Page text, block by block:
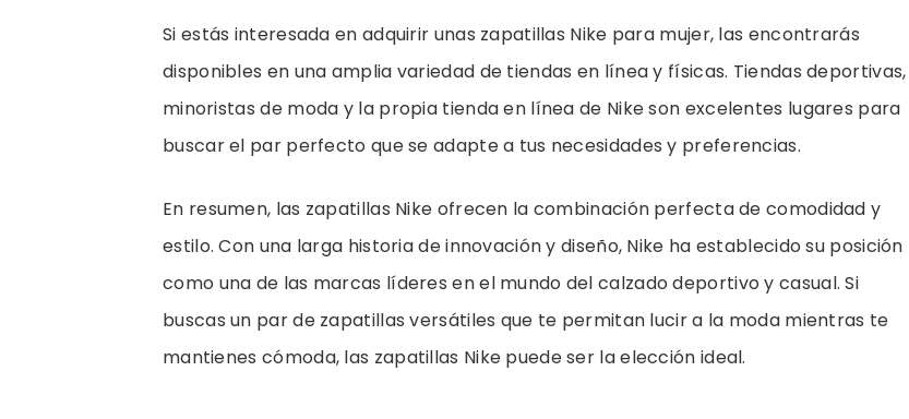
Si estás interesada en adquirir unas zapatillas Nike para mujer, las encontrarás
disponibles en una amplia variedad de tiendas en línea y físicas. Tiendas deportivas,
minoristas de moda y la propia tienda en línea de Nike son excelentes lugares para
buscar el par perfecto que se adapte a tus necesidades y preferencias.
En resumen, las zapatillas Nike ofrecen la combinación perfecta de comodidad y
estilo. Con una larga historia de innovación y diseño, Nike ha establecido su posición
como una de las marcas líderes en el mundo del calzado deportivo y casual. Si
buscas un par de zapatillas versátiles que te permitan lucir a la moda mientras te
mantienes cómoda, las zapatillas Nike puede ser la elección ideal.